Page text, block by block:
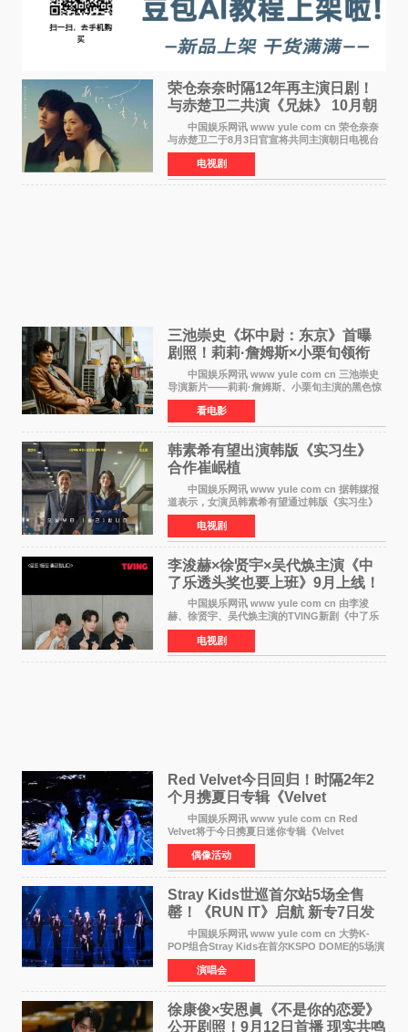
荣仓奈奈时隔12年再主演日剧！
与赤楚卫二共演《兄妹》 10月朝
日新档开播
中国娱乐网讯 www yule com cn 荣仓奈奈
与赤楚卫二于8月3日官宣将共同主演朝日电视台
日剧《兄妹》（10月开播，每周六晚10点播
出）。这也是荣仓奈奈继TBS剧集《为了N》之
后，暌违12年再度担
电视剧
三池崇史《坏中尉：东京》首曝
剧照！莉莉·詹姆斯×小栗旬领衔
黑色惊悚再升级
中国娱乐网讯 www yule com cn 三池崇史
导演新片——莉莉·詹姆斯、小栗旬主演的黑色惊
悚电影《坏中尉：东京》首曝剧照。继阿贝尔·费
拉拉&times;哈威·凯特尔的1992年《坏中尉》和
沃纳·赫
看电影
韩素希有望出演韩版《实习生》
合作崔岷植
中国娱乐网讯 www yule com cn 据韩媒报
道表示，女演员韩素希有望通过韩版《实习生》
回归荧幕，合作前辈演员崔岷植。 根据消息
表示，演员韩素希目前已经结束了电视剧《Y计
划》的拍摄工
电视剧
李浚赫×徐贤宇×吴代焕主演《中
了乐透头奖也要上班》9月上线！
TVING先网后台
中国娱乐网讯 www yule com cn 由李浚
赫、徐贤宇、吴代焕主演的TVING新剧《中了乐
透头奖也要上班》定档9月10日播出，随后于9月
14日起登陆tvN月火档，实现先网后台双平台播出
模式。 本剧改
电视剧
Red Velvet今日回归！时隔2年2
个月携夏日专辑《Velvet
Summer》重启完整体活动
中国娱乐网讯 www yule com cn Red
Velvet将于今日携夏日迷你专辑《Velvet
Summer》时隔2年2个月重启完整体活动。这张
于8月3日发行的专辑，主打柔和成熟氛围的夏日
音乐，收录了成员们想着
偶像活动
Stray Kids世巡首尔站5场全售
罄！《RUN IT》启航 新专7日发
中国娱乐网讯 www yule com cn 大势K-
POP组合Stray Kids在首尔KSPO DOME的5场演
唱会全部售罄，为新世界巡演拉开序幕。据所属
社JYP娱乐透露，Stray Kids于上月25至26日、
29日及本月1至2日
演唱会
徐康俊×安恩眞《不是你的恋爱》
公开剧照！9月12日首播 现实共鸣